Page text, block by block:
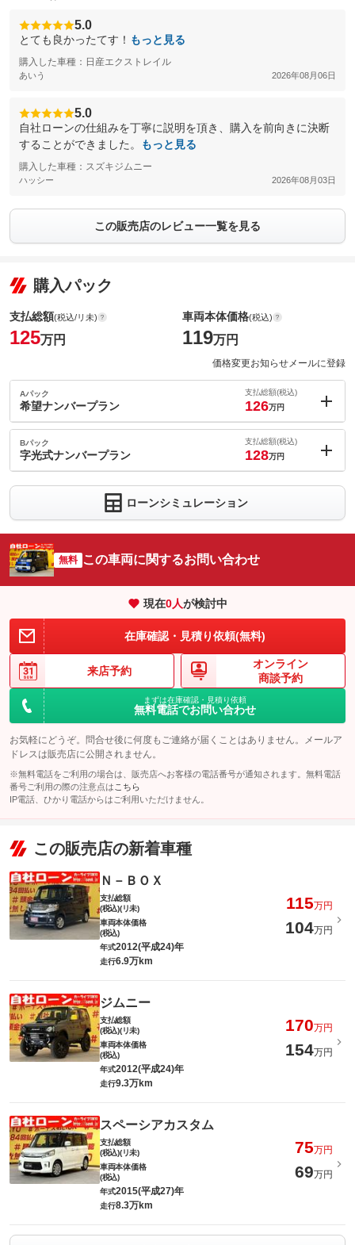
5.0
とても良かったてす！ もっと見る
購入した車種：日産エクストレイル
あいう 2026年08月06日
5.0
自社ローンの仕組みを丁寧に説明を頂き、購入を前向きに決断
することができました。
もっと見る
購入した車種：スズキジムニー
ハッシー 2026年08月03日
この販売店のレビュー一覧を見る
購入パック
支払総額(税込/リ未)
125万円
車両本体価格(税込)
119万円
価格変更お知らせメールに登録
Aパック
希望ナンバープラン
支払総額(税込)
126万円
内：オプシ
ョン価格
(税込)
車両本体価
パック内容
備考 －
このパックの見積もり依頼（無料）
Bパック
字光式ナンバープラン
支払総額(税込)
128万円
3
車両本体価
格
★愛車に４桁の数字を選んで、 字光式ナンバーでドレスアップ
備考 －
このパックの見積もり依頼（無料）
ローンシミュレーション
無料 この車両に関するお問い合わせ
現在0人が検討中
在庫確認・見積り依頼(無料)
来店予約
オンライン
商談予約
まずは在庫確認・見積り依頼
無料電話でお問い合わせ
お気軽にどうぞ。問合せ後に何度もご連絡が届くことはありません。メールア
ドレスは販売店に公開されません。
※無料電話をご利用の場合は、販売店へお客様の電話番号が通知されます。無料電話
番号ご利用の際の注意点は こちら
IP電話、ひかり電話からはご利用いただけません。
この販売店の新着車種
Ｎ－ＢＯＸ
支払総額
(税込)(リ未)
115万円
車両本体価格
(税込)
104万円
年式2012(平成24)年
走行6.9万km
ジムニー
支払総額
(税込)(リ未)
170万円
車両本体価格
(税込)
154万円
年式2012(平成24)年
走行9.3万km
スペーシアカスタム
支払総額
(税込)(リ未)
75万円
車両本体価格
(税込)
69万円
年式2015(平成27)年
走行8.3万km